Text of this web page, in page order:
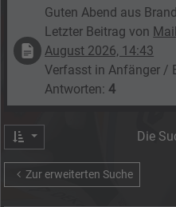
Guten Abend aus
Letzter Beitrag von
August 2026, 14:43
Verfasst in Anfänger /
Antworten:4
Die
Zur erweiterten Suche